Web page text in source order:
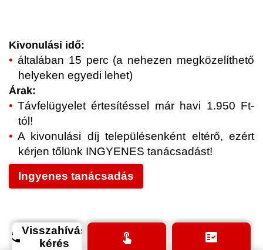
Kivonulási idő:
általában 15 perc (a nehezen megközelíthető
helyeken egyedi lehet)
Árak:
Távfelügyelet értesítéssel már havi 1.950 Ft-
tól!
A kivonulási díj településenként eltérő, ezért
kérjen tőlünk INGYENES tanácsadást!
Ingyenes tanácsadás
phoneVisszahívás
kérés
touch_app fact_check